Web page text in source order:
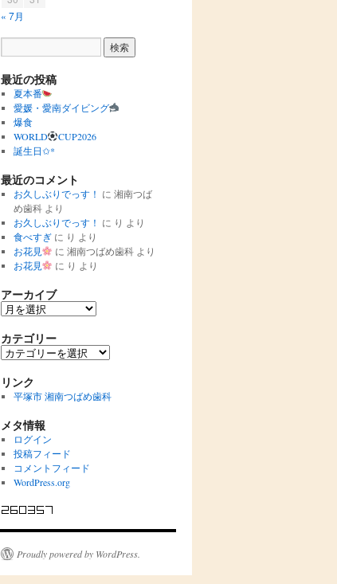
« 7月
最近の投稿
夏本番
愛媛・愛南ダイビング
爆食
WORLD
CUP2026
誕生日✩︎*
最近のコメント
お久しぶりでっす！ に 湘南つば
め歯科より
お久しぶりでっす！ に り より
食べすぎに り より
お花見
に湘南つばめ歯科 より
お花見
に り より
アーカイブ
ア
カ
イ
カテゴリー
カ
ゴ
リ
リンク
平塚市 湘南つばめ歯科
メタ情報
ログイン
投稿フィード
コメントフィード
WordPress.org
Proudly powered by WordPress.